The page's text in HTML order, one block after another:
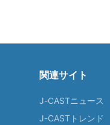
関連サイト
J-CASTニュース
J-CASTトレンド